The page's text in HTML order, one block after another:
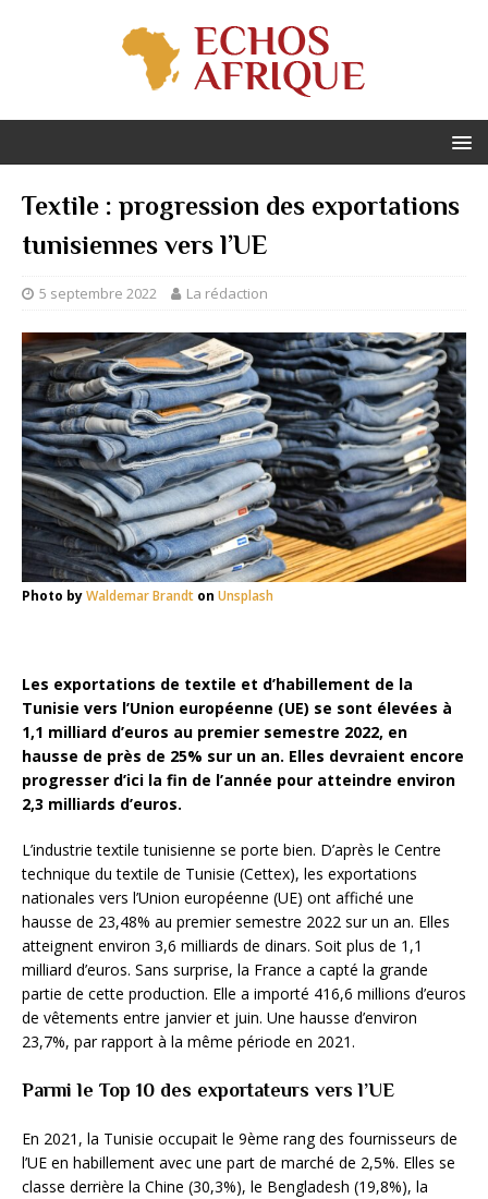
Textile : progression des exportations
tunisiennes vers l’UE
5 septembre 2022 La rédaction
Photo byWaldemar Brandt on Unsplash
Les exportations de textile et d’habillement de la
Tunisie vers l’Union européenne (UE) se sont élevées à
1,1 milliard d’euros au premier semestre 2022, en
hausse de près de 25% sur un an. Elles devraient encore
progresser d’ici la fin de l’année pour atteindre environ
2,3 milliards d’euros.
L’industrie textile tunisienne se porte bien. D’après le Centre
technique du textile de Tunisie (Cettex), les exportations
nationales vers l’Union européenne (UE) ont affiché une
hausse de 23,48% au premier semestre 2022 sur un an. Elles
atteignent environ 3,6 milliards de dinars. Soit plus de 1,1
milliard d’euros. Sans surprise, la France a capté la grande
partie de cette production. Elle a importé 416,6 millions d’euros
de vêtements entre janvier et juin. Une hausse d’environ
23,7%, par rapport à la même période en 2021.
Parmi le Top 10 des exportateurs vers l’UE
En 2021, la Tunisie occupait le 9ème rang des fournisseurs de
l’UE en habillement avec une part de marché de 2,5%. Elles se
classe derrière la Chine (30,3%), le Bengladesh (19,8%), la